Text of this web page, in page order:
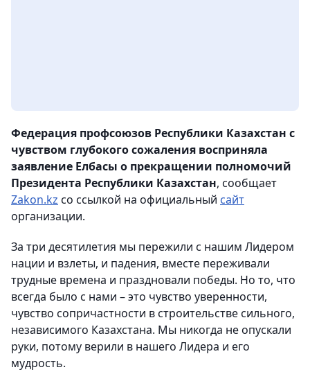
Федерация профсоюзов Республики Казахстан с
чувством глубокого сожаления восприняла
заявление Елбасы о прекращении полномочий
Президента Республики Казахстан, сообщает
Zakon.kz со ссылкой на официальный сайт
организации.
За три десятилетия мы пережили с нашим Лидером
нации и взлеты, и падения, вместе переживали
трудные времена и праздновали победы. Но то, что
всегда было с нами – это чувство уверенности,
чувство сопричастности в строительстве сильного,
независимого Казахстана. Мы никогда не опускали
руки, потому верили в нашего Лидера и его
мудрость.